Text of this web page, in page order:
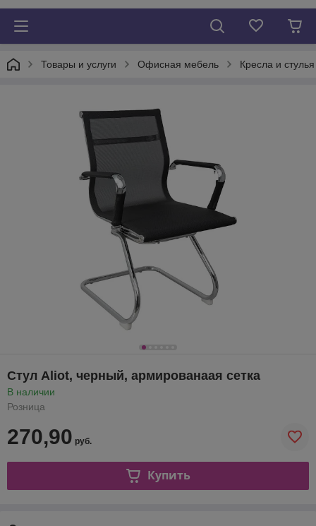
Товары и услуги Офисная мебель Кресла и
Стул Aliot, черный, армированаая сетка
В наличии
Розница
270,90 руб.
Купить